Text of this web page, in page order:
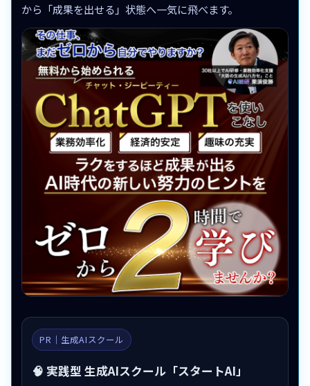
から「成果を出せる」状態へ一気に飛べます。
PR｜生成AIスクール
🧠 実践型 生成AIスクール「スタートAI」